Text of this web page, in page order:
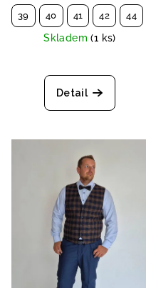
39 40 41 42 44
Skladem(1 ks)
Detail